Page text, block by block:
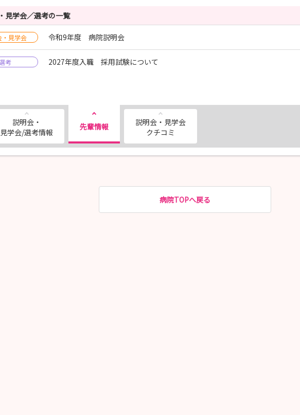
見学会／選考の一覧
・見学会 令和9年度 病院説明会
考 2027年度入職 採用試験について
説明会・
見学会/選考情報
先輩情報
説明会・見学会
クチコミ
病院TOPへ戻る